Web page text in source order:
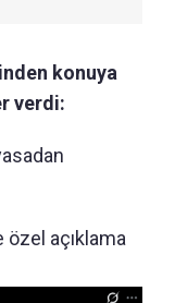
konuya
verdi:
özel açıklama